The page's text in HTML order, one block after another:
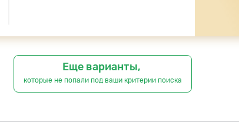
Еще варианты,
которые не попали под ваши критерии поиска